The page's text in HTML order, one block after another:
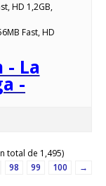
HD 1,2GB,
Fast, HD
- La
-
total de 1,495)
98 99 100
→